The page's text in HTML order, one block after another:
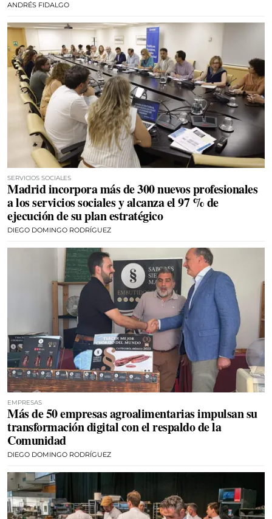
ANDRÉS FIDALGO
SERVICIOS SOCIALES
Madrid incorpora más de 300 nuevos profesionales
a los servicios sociales y alcanza el 97 % de
ejecución de su plan estratégico
DIEGO DOMINGO RODRÍGUEZ
EMPRESAS
Más de 50 empresas agroalimentarias impulsan su
transformación digital con el respaldo de la
Comunidad
DIEGO DOMINGO RODRÍGUEZ